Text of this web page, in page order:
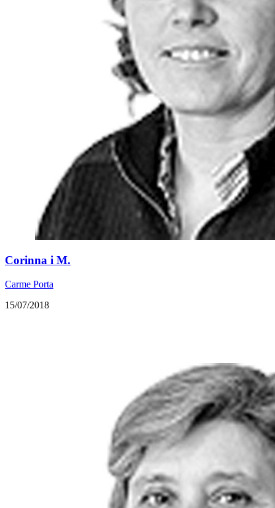
​Corinna i M.
Carme Porta
15/07/2018